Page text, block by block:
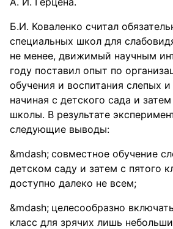
Б.И. Коваленко считал
специальных школ для
не менее, движимый научным
году поставил опыт по
обучения и воспитания слепых
начиная с детского сада и
школы. В результате
следующие выводы:
совместное обучение
детском саду и затем с пятого
доступно далеко не всем;
целесообразно
класс для зрячих лишь